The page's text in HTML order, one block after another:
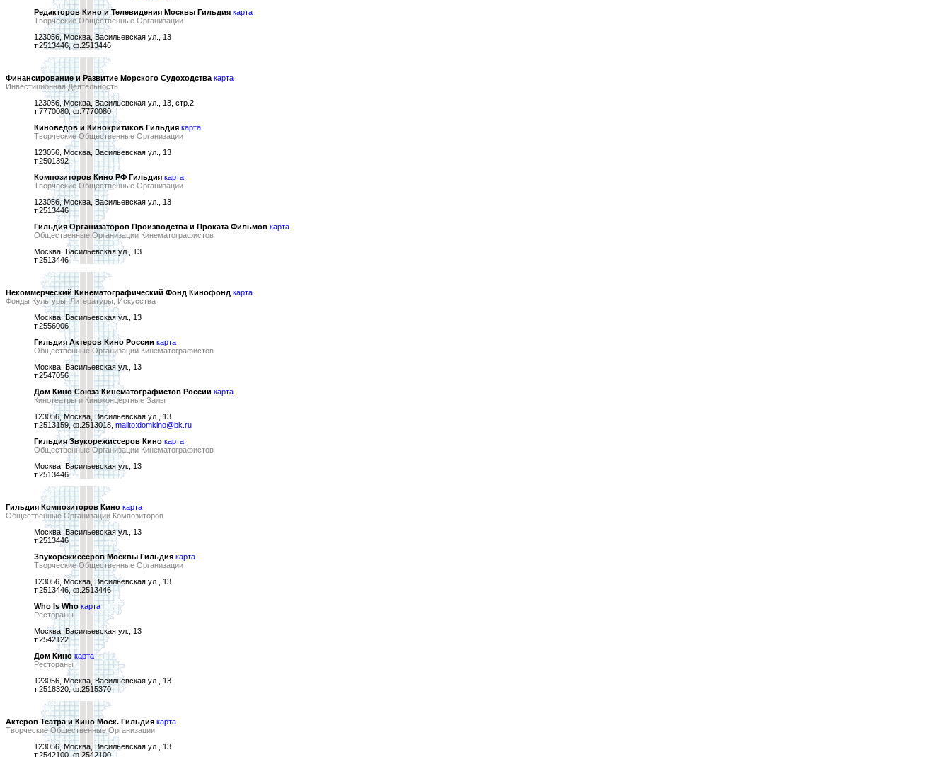
Редакторов Кино и Телевидения Москвы Гильдия карта
Творческие Общественные Организации
123056, Москва, Васильевская ул., 13
т.2513446, ф.2513446
Финансирование и Развитие Морского Судоходства карта
Инвестиционная Деятельность
123056, Москва, Васильевская ул., 13, стр.2
т.7770080, ф.7770080
Киноведов и Кинокритиков Гильдия карта
Творческие Общественные Организации
123056, Москва, Васильевская ул., 13
т.2501392
Композиторов Кино РФ Гильдия карта
Творческие Общественные Организации
123056, Москва, Васильевская ул., 13
т.2513446
Гильдия Организаторов Производства и Проката Фильмов карта
Общественные Организации Кинематографистов
Москва, Васильевская ул., 13
т.2513446
Некоммерческий Кинематографический Фонд Кинофонд карта
Фонды Культуры, Литературы, Искусства
Москва, Васильевская ул., 13
т.2556006
Гильдия Актеров Кино России карта
Общественные Организации Кинематографистов
Москва, Васильевская ул., 13
т.2547056
Дом Кино Союза Кинематографистов России карта
Кинотеатры и Киноконцертные Залы
123056, Москва, Васильевская ул., 13
т.2513159, ф.2513018, mailto:domkino@bk.ru
Гильдия Звукорежиссеров Кино карта
Общественные Организации Кинематографистов
Москва, Васильевская ул., 13
т.2513446
Гильдия Композиторов Кино карта
Общественные Организации Композиторов
Москва, Васильевская ул., 13
т.2513446
Звукорежиссеров Москвы Гильдия карта
Творческие Общественные Организации
123056, Москва, Васильевская ул., 13
т.2513446, ф.2513446
Who Is Who карта
Рестораны
Москва, Васильевская ул., 13
т.2542122
Дом Кино карта
Рестораны
123056, Москва, Васильевская ул., 13
т.2518320, ф.2515370
Актеров Театра и Кино Моск. Гильдия карта
Творческие Общественные Организации
123056, Москва, Васильевская ул., 13
т.2542100, ф.2542100